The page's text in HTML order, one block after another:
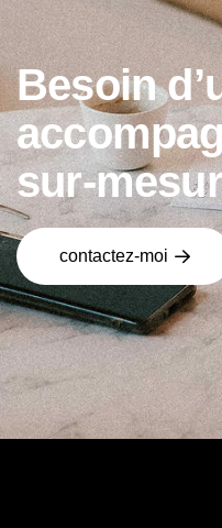
Besoin d’
accompa
sur-mesur
contactez-moi